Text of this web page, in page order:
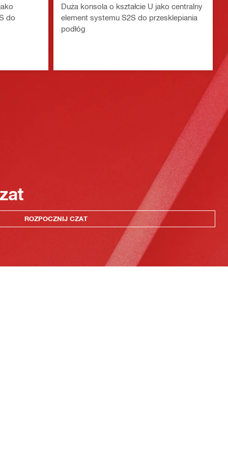
do
Duża konsola o kształcie U jako centralny
element systemu S2S do przesklepiania
podłóg
ROZPOCZNIJ CZAT